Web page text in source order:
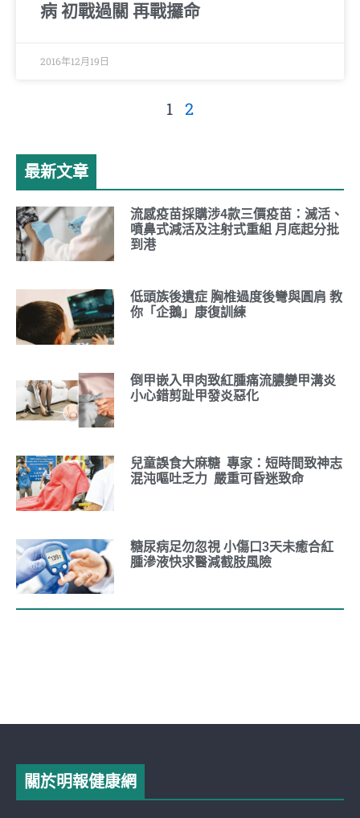
病 初戰過關 再戰攞命
2016年12月19日
1 2
最新文章
流感疫苗採購涉4款三價疫苗：滅活、
噴鼻式減活及注射式重組 月底起分批
到港
低頭族後遺症 胸椎過度後彎與圓肩 教
你「企鵝」康復訓練
倒甲嵌入甲肉致紅腫痛流膿變甲溝炎
小心錯剪趾甲發炎惡化
兒童誤食大麻糖 專家：短時間致神志
混沌嘔吐乏力 嚴重可昏迷致命
糖尿病足勿忽視 小傷口3天未癒合紅
腫滲液快求醫減截肢風險
關於明報健康網